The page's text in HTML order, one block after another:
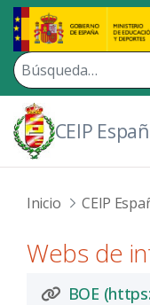
Saltar al contenido
CEIP
Inicio CEIP
Webs de
BOE